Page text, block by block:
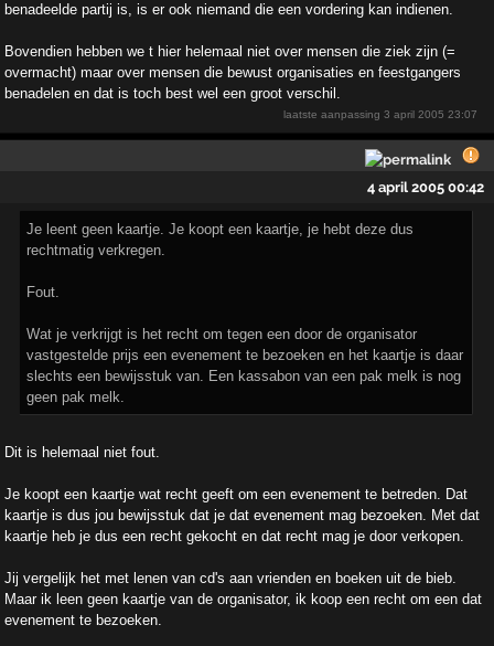
benadeelde partij is, is er ook niemand die een vordering kan indienen.
Bovendien hebben we t hier helemaal niet over mensen die ziek zijn (=
overmacht) maar over mensen die bewust organisaties en feestgangers
benadelen en dat is toch best wel een groot verschil.
laatste aanpassing3 april 2005 23:07
4 april 2005 00:42
Je leent geen kaartje. Je koopt een kaartje, je hebt deze dus
rechtmatig verkregen.
Fout.
Wat je verkrijgt is het recht om tegen een door de organisator
vastgestelde prijs een evenement te bezoeken en het kaartje is daar
slechts een bewijsstuk van. Een kassabon van een pak melk is nog
geen pak melk.
Dit is helemaal niet fout.
Je koopt een kaartje wat recht geeft om een evenement te betreden. Dat
kaartje is dus jou bewijsstuk dat je dat evenement mag bezoeken. Met dat
kaartje heb je dus een recht gekocht en dat recht mag je door verkopen.
Jij vergelijk het met lenen van cd's aan vrienden en boeken uit de bieb.
Maar ik leen geen kaartje van de organisator, ik koop een recht om een dat
evenement te bezoeken.